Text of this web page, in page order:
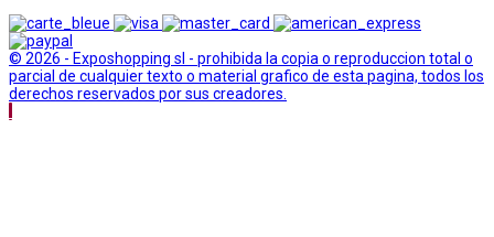
© 2026 - Exposhopping sl - prohibida la copia o reproduccion total o
parcial de cualquier texto o material grafico de esta pagina, todos los
derechos reservados por sus creadores.